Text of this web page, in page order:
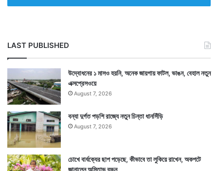
LAST PUBLISHED
উদ্বোধনের ১ মাসও হয়নি, অনেক জায়গায় ফাটল, ভাঙন, বেহাল নতুন
এক্সপ্রেসওয়ে
August 7, 2026
বন্যা দুর্গত পড়শি রাজ্যে নতুন চিন্তা ধানসিঁড়ি
August 7, 2026
চোখে বার্ধক্যের ছাপ পড়েছে, কীভাবে তা লুকিয়ে রাখেন, অকপটে
জানালেন অমিতাভ বচ্চন